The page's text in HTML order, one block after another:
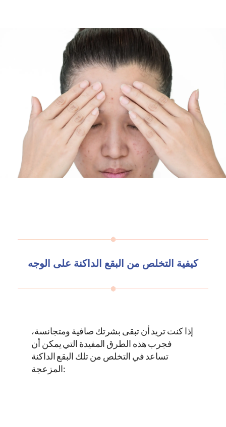
كيفية التخلص من البقع الداكنة على الوجه
إذا كنت تريد أن تبقى بشرتك صافية ومتجانسة،
فجرب هذه الطرق المفيدة التي يمكن أن
تساعد في التخلص من تلك البقع الداكنة
المزعجة: